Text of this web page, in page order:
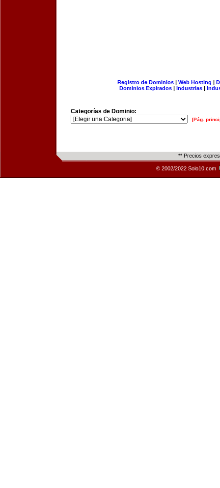
Registro de Dominios| Web Hosting |
Dominios Expirados | Industrias |
Categorías de Dominio:
[Pág.
** Precios
© 2002/2022 Solo10.com